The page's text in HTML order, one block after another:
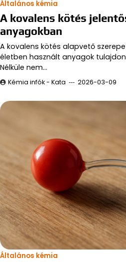
Általános kémia
A kovalens kötés
anyagokban
A kovalens kötés alapvető
életben használt anyagok
Nélküle nem…
Kémia infók - Kata 2026-03-09
Általános kémia